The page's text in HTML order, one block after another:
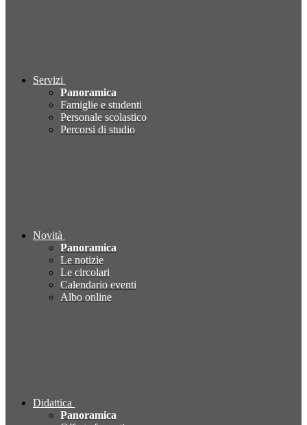
Servizi
Panoramica
Famiglie e studenti
Personale scolastico
Percorsi di studio
Novità
Panoramica
Le notizie
Le circolari
Calendario eventi
Albo online
Didattica
Panoramica